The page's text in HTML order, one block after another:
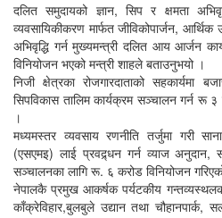
दलित समुदायको ज्ञान, सिप र क्षमता
व्यवसायिकीकरण मार्फत जीविकोपार्जन, आर्थिक
अभिवृद्धि गर्न मुख्यमन्त्री दलित आय आर्जन
विनियोजन भएको मन्त्री शाहले बताउनुभयो ।
निजी क्षेत्रका रोजगारदाताको सहकार्यमा
सिपविकास तालिम कार्यक्रम सञ्चालन गर्न रू
।
मध्यमस्तर व्यवसाय रणनीति तर्जुमा गरी
(एसएमइ) लाई प्रवद्र्धन गर्न व्याज अनुदान,
सञ्चालनका लागि रू. ६ करोड विनियोजन
नेपालकै प्रमुख आकर्षक पर्यटकीय
काँक्रेविहार,बुलबुले उद्यान तथा